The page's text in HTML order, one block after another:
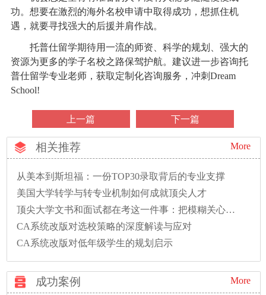
功。想要在激烈的海外名校申请中取得成功，想抓住机
遇，就要寻找强大的后援并肩作战。
托普仕留学期待用一流的师资、科学的规划、强大的
资源为更多的学子名校之路保驾护航。建议进一步咨询托
普仕留学专业老师，获取定制化咨询服务，冲刺Dream
School!
上一篇 下一篇
相关推荐 More
从美本到斯坦福：一份TOP30录取背后的专业支撑
美国大学转学与转专业机制如何成就顶尖人才
顶尖大学文书和面试都在考这一件事：把模糊关心变成精准问题
CA系统改版对选校策略的深度解读与应对
CA系统改版对低年级学生的规划启示
成功案例 More